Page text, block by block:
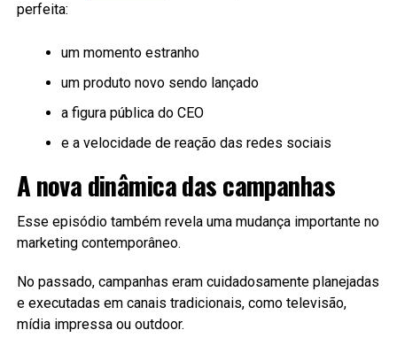
perfeita:
um momento estranho
um produto novo sendo lançado
a figura pública do CEO
e a velocidade de reação das redes sociais
A nova dinâmica das campanhas
Esse episódio também revela uma mudança importante no
marketing contemporâneo.
No passado, campanhas eram cuidadosamente planejadas
e executadas em canais tradicionais, como televisão,
mídia impressa ou outdoor.